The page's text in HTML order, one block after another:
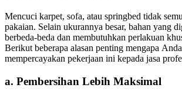
Mencuci karpet, sofa, atau springbed tidak
pakaian. Selain ukurannya besar, bahan yang
berbeda-beda dan membutuhkan perlakuan
Berikut beberapa alasan penting mengapa
mempercayakan pekerjaan ini kepada jasa
a. Pembersihan Lebih Maksimal